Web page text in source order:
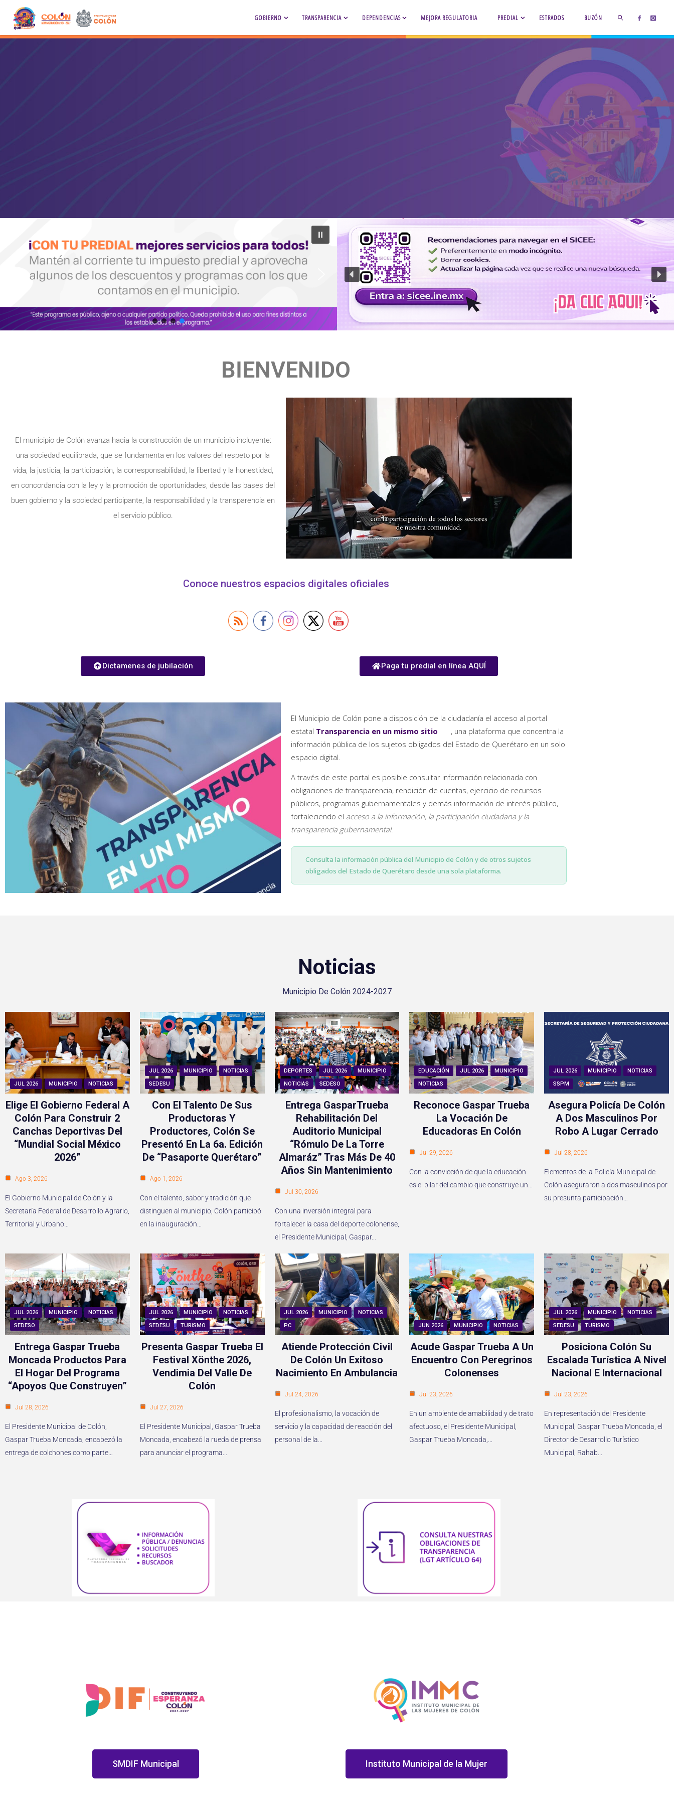
GOBIERNO TRANSPARENCIA DEPENDENCIAS MEJORA REGULATORIA PREDIAL ESTRADOS BUZÓN
BIENVENIDO
El municipio de Colón avanza hacia la construcción de un municipio incluyente:
una sociedad equilibrada, que se fundamenta en los valores del respeto por la
vida, la justicia, la participación, la corresponsabilidad, la libertad y la honestidad,
en concordancia con la ley y la promoción de oportunidades, desde las bases del
buen gobierno y la sociedad participante, la responsabilidad y la transparencia en
el servicio público.
Conoce nuestros espacios digitales oficiales
Dictamenes de jubilación Paga tu predial en línea AQUÍ
El Municipio de Colón pone a disposición de la ciudadanía el acceso al portal
estatal Transparencia en un mismo sitio
, una plataforma que concentra la
información pública de los sujetos obligados del Estado de Querétaro en un solo
espacio digital.
A través de este portal es posible consultar información relacionada con
obligaciones de transparencia, rendición de cuentas, ejercicio de recursos
públicos, programas gubernamentales y demás información de interés público,
fortaleciendo el acceso a la información, la participación ciudadana y la
transparencia gubernamental.
Consulta la información pública del Municipio de Colón y de otros sujetos
obligados del Estado de Querétaro desde una sola plataforma.
Noticias
Municipio De Colón 2024-2027
JUL 2026 MUNICIPIO NOTICIAS
Elige El Gobierno Federal A
Colón Para Construir 2
Canchas Deportivas Del
“Mundial Social México
2026”
Ago 3, 2026
El Gobierno Municipal de Colón y la
Secretaría Federal de Desarrollo Agrario,
Territorial y Urbano…
JUL 2026 MUNICIPIO
NOTICIAS
SEDESU
Con El Talento De Sus
Productoras Y
Productores, Colón Se
Presentó En La 6a. Edición
De “Pasaporte Querétaro”
Ago 1, 2026
Con el talento, sabor y tradición que
distinguen al municipio, Colón participó
en la inauguración…
DEPORTES JUL 2026
MUNICIPIO
NOTICIAS
SEDESO
Entrega GasparTrueba
Rehabilitación Del
Auditorio Municipal
“Rómulo De La Torre
Almaráz” Tras Más De 40
Años Sin Mantenimiento
Jul 30, 2026
Con una inversión integral para
fortalecer la casa del deporte colonense,
el Presidente Municipal, Gaspar…
EDUCACIÓN JUL 2026
MUNICIPIO
NOTICIAS
Reconoce Gaspar Trueba
La Vocación De
Educadoras En Colón
Jul 29, 2026
Con la convicción de que la educación
es el pilar del cambio que construye un…
JUL 2026 MUNICIPIO
NOTICIAS
SSPM
Asegura Policía De Colón
A Dos Masculinos Por
Robo A Lugar Cerrado
Jul 28, 2026
Elementos de la Policía Municipal de
Colón aseguraron a dos masculinos por
su presunta participación…
JUL 2026 MUNICIPIO
NOTICIAS
SEDESO
Entrega Gaspar Trueba
Moncada Productos Para
El Hogar Del Programa
“Apoyos Que Construyen”
Jul 28, 2026
El Presidente Municipal de Colón,
Gaspar Trueba Moncada, encabezó la
entrega de colchones como parte…
JUL 2026 MUNICIPIO
NOTICIAS
SEDESU
TURISMO
Presenta Gaspar Trueba El
Festival Xönthe 2026,
Vendimia Del Valle De
Colón
Jul 27, 2026
El Presidente Municipal, Gaspar Trueba
Moncada, encabezó la rueda de prensa
para anunciar el programa…
JUL 2026 MUNICIPIO
NOTICIAS
PC
Atiende Protección Civil
De Colón Un Exitoso
Nacimiento En Ambulancia
Jul 24, 2026
El profesionalismo, la vocación de
servicio y la capacidad de reacción del
personal de la…
JUN 2026 MUNICIPIO NOTICIAS
Acude Gaspar Trueba A Un
Encuentro Con Peregrinos
Colonenses
Jul 23, 2026
En un ambiente de amabilidad y de trato
afectuoso, el Presidente Municipal,
Gaspar Trueba Moncada,…
JUL 2026 MUNICIPIO
NOTICIAS
SEDESU
TURISMO
Posiciona Colón Su
Escalada Turística A Nivel
Nacional E Internacional
Jul 23, 2026
En representación del Presidente
Municipal, Gaspar Trueba Moncada, el
Director de Desarrollo Turístico
Municipal, Rahab…
SMDIF Municipal Instituto Municipal de la Mujer